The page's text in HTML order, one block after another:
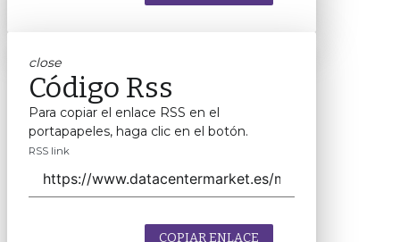
close
Código Rss
Para copiar el enlace RSS en el
portapapeles, haga clic en el botón.
RSS link
COPIAR ENLACE